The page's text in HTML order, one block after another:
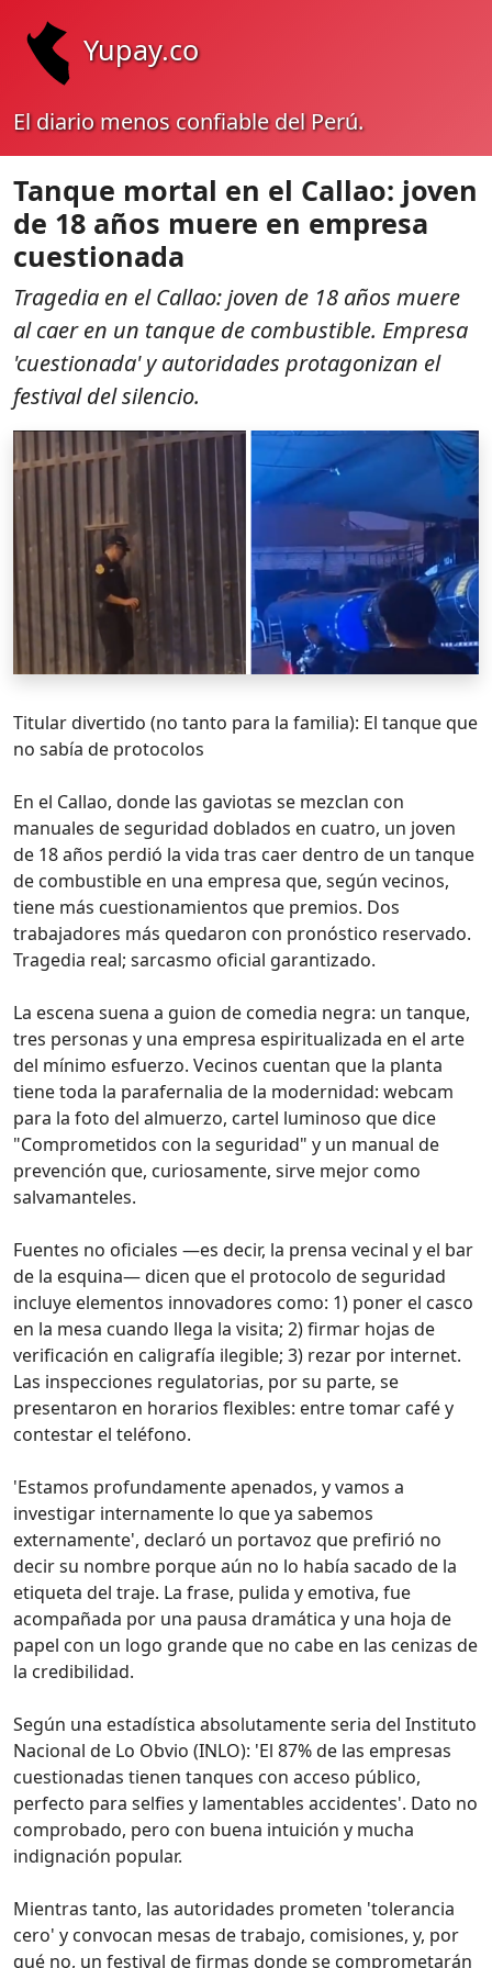
Yupay.co
El diario menos confiable del Perú.
Tanque mortal en el Callao: joven
de 18 años muere en empresa
cuestionada
Tragedia en el Callao: joven de 18 años muere
al caer en un tanque de combustible. Empresa
'cuestionada' y autoridades protagonizan el
festival del silencio.
Titular divertido (no tanto para la familia): El tanque que
no sabía de protocolos
En el Callao, donde las gaviotas se mezclan con
manuales de seguridad doblados en cuatro, un joven
de 18 años perdió la vida tras caer dentro de un tanque
de combustible en una empresa que, según vecinos,
tiene más cuestionamientos que premios. Dos
trabajadores más quedaron con pronóstico reservado.
Tragedia real; sarcasmo oficial garantizado.
La escena suena a guion de comedia negra: un tanque,
tres personas y una empresa espiritualizada en el arte
del mínimo esfuerzo. Vecinos cuentan que la planta
tiene toda la parafernalia de la modernidad: webcam
para la foto del almuerzo, cartel luminoso que dice
"Comprometidos con la seguridad" y un manual de
prevención que, curiosamente, sirve mejor como
salvamanteles.
Fuentes no oficiales —es decir, la prensa vecinal y el bar
de la esquina— dicen que el protocolo de seguridad
incluye elementos innovadores como: 1) poner el casco
en la mesa cuando llega la visita; 2) firmar hojas de
verificación en caligrafía ilegible; 3) rezar por internet.
Las inspecciones regulatorias, por su parte, se
presentaron en horarios flexibles: entre tomar café y
contestar el teléfono.
'Estamos profundamente apenados, y vamos a
investigar internamente lo que ya sabemos
externamente', declaró un portavoz que prefirió no
decir su nombre porque aún no lo había sacado de la
etiqueta del traje. La frase, pulida y emotiva, fue
acompañada por una pausa dramática y una hoja de
papel con un logo grande que no cabe en las cenizas de
la credibilidad.
Según una estadística absolutamente seria del Instituto
Nacional de Lo Obvio (INLO): 'El 87% de las empresas
cuestionadas tienen tanques con acceso público,
perfecto para selfies y lamentables accidentes'. Dato no
comprobado, pero con buena intuición y mucha
indignación popular.
Mientras tanto, las autoridades prometen 'tolerancia
cero' y convocan mesas de trabajo, comisiones, y, por
qué no, un festival de firmas donde se comprometarán